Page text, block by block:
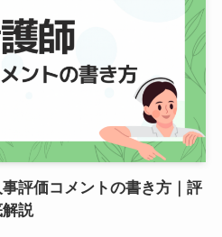
事評価コメントの書き方｜評
説